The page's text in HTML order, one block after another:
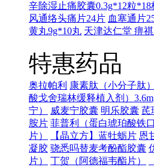
辛除湿止痛胶囊0.3g*12粒*18
风通络头痛片24片 血塞通片
黄丸9g*10丸 天津达仁堂 痹
特惠药品
奥拉帕利 康素肽（小分子肽）
酸戈舍瑞林缓释植入剂）
宁）
威麦宁胶囊 明乐胶囊 芪
胺片 菲普利（蛋白琥珀酸铁
片）
【晶立方】蓝牡蛎片 恩
凝胶 骁悉吗替麦考酚酯胶囊
片）
丁贺（阿德福韦酯片）